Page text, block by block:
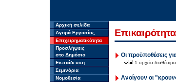
Αρχική σελίδα
Αγορά Εργασίας
Επιχειρηματικότητα
Προσλήψεις
στο Δημόσιο
Εκπαίδευση
Σεμινάρια
Νομοθεσία
Επικαιρότητα
Οι προϋποθέσεις
1 αρχεία
Ανοίγουν οι